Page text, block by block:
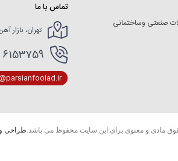
صنعتی وساختمانی
تماس با ما
تهران، بازار
6153759 - 02166154227- 02166154412
مادی و معنوی برای این سایت محفوظ می باشد.طراحی